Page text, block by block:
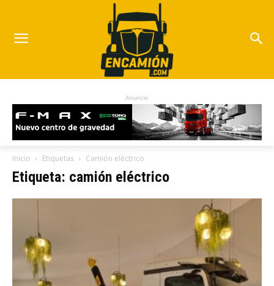
Anuncio
Inicio Etiquetas Camión eléctrico
Etiqueta: camión eléctrico